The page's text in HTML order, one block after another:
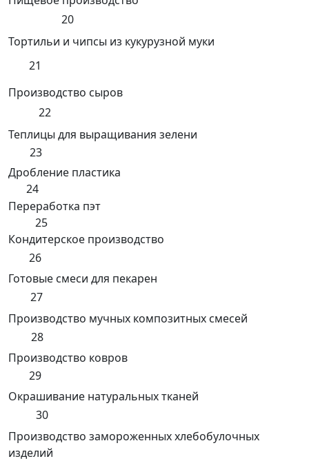
20
Тортильи и чипсы из кукурузной муки
21
Производство сыров
22
Теплицы для выращивания зелени
23
Дробление пластика
24
Переработка пэт
25
Кондитерское производство
26
Готовые смеси для пекарен
27
Производство мучных композитных смесей
28
Производство ковров
29
Окрашивание натуральных тканей
30
Производство замороженных хлебобулочных
изделий